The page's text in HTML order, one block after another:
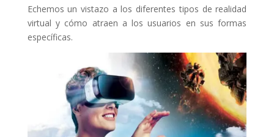
Echemos un vistazo a los diferentes tipos de realidad
virtual y cómo atraen a los usuarios en sus formas
específicas.